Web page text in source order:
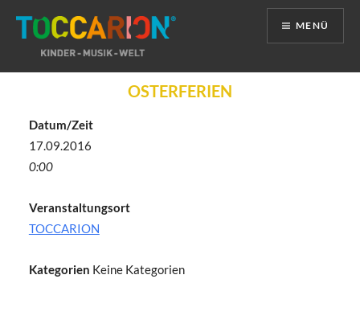
MENÜ
Inhalt
OSTERFERIEN
Datum/Zeit
17.09.2016
0:00
Veranstaltungsort
TOCCARION
Kategorien Keine Kategorien